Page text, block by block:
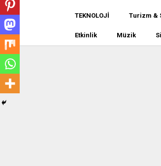
TEKNOLOJİ Turizm &
Etkinlik Müzik